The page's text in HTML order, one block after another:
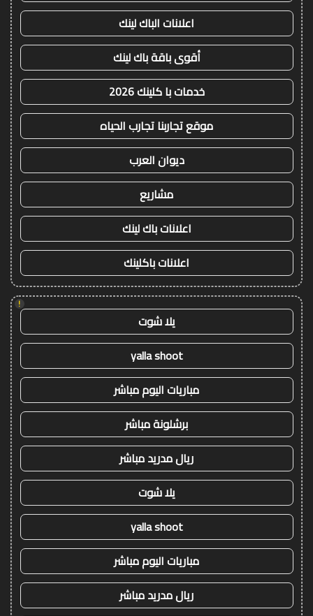
اعلانات الباك لينك
أقوى باقة باك لينك
خدمات با كلينك 2026
موقع تجاربنا تجارب الحياه
ديوان العرب
مشاريع
اعلانات باك لينك
اعلانات باكلينك
!
يلا شوت
yalla shoot
مباريات اليوم مباشر
برشلونة مباشر
ريال مدريد مباشر
يلا شوت
yalla shoot
مباريات اليوم مباشر
ريال مدريد مباشر